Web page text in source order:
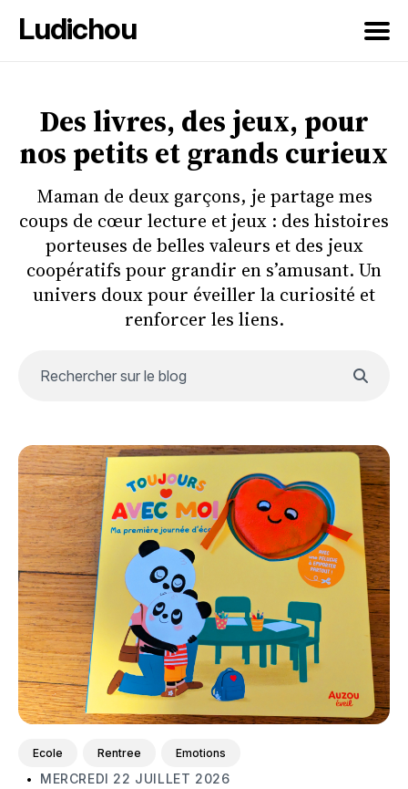
Ludichou
sur
blog
Des livres, des jeux, pour
nos petits et grands curieux
Maman de deux garçons, je partage mes
coups de cœur lecture et jeux : des histoires
porteuses de belles valeurs et des jeux
coopératifs pour grandir en s’amusant. Un
univers doux pour éveiller la curiosité et
renforcer les liens.
Rechercher sur le blog
Featured
Ecole Rentree Emotions
• MERCREDI 22 JUILLET 2026